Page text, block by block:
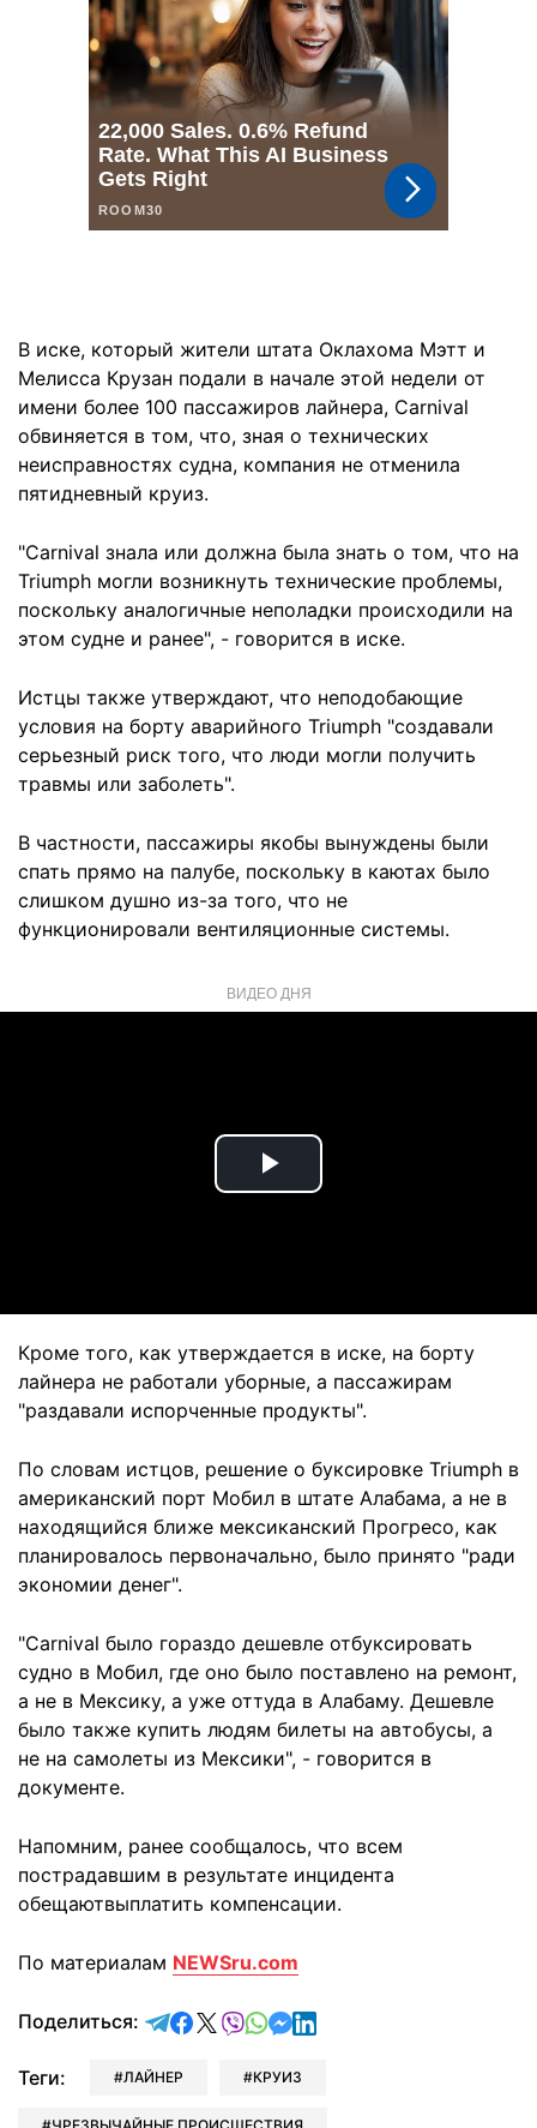
В иске, который жители штата Оклахома Мэтт и
Мелисса Крузан подали в начале этой недели от
имени более 100 пассажиров лайнера, Carnival
обвиняется в том, что, зная о технических
неисправностях судна, компания не отменила
пятидневный круиз.
"Carnival знала или должна была знать о том, что на
Triumph могли возникнуть технические проблемы,
поскольку аналогичные неполадки происходили на
этом судне и ранее", - говорится в иске.
Истцы также утверждают, что неподобающие
условия на борту аварийного Triumph "создавали
серьезный риск того, что люди могли получить
травмы или заболеть".
В частности, пассажиры якобы вынуждены были
спать прямо на палубе, поскольку в каютах было
слишком душно из-за того, что не
функционировали вентиляционные системы.
ВИДЕО ДНЯ
Play
Кроме того, как утверждается в иске, на борту
лайнера не работали уборные, а пассажирам
"раздавали испорченные продукты".
По словам истцов, решение о буксировке Triumph в
американский порт Мобил в штате Алабама, а не в
находящийся ближе мексиканский Прогресо, как
планировалось первоначально, было принято "ради
экономии денег".
"Carnival было гораздо дешевле отбуксировать
судно в Мобил, где оно было поставлено на ремонт,
а не в Мексику, а уже оттуда в Алабаму. Дешевле
было также купить людям билеты на автобусы, а
не на самолеты из Мексики", - говорится в
документе.
Напомним, ранее сообщалось, что всем
пострадавшим в результате инцидента
обещаютвыплатить компенсации.
По материалам NEWSru.com
Поделиться: отправить в Telegram
поделиться в Facebook
поделиться в X
отправить в Viber
отправить в Whatsapp
отправить в Messenger
отправить в LinkedIn
Теги: ЛАЙНЕР КРУИЗ